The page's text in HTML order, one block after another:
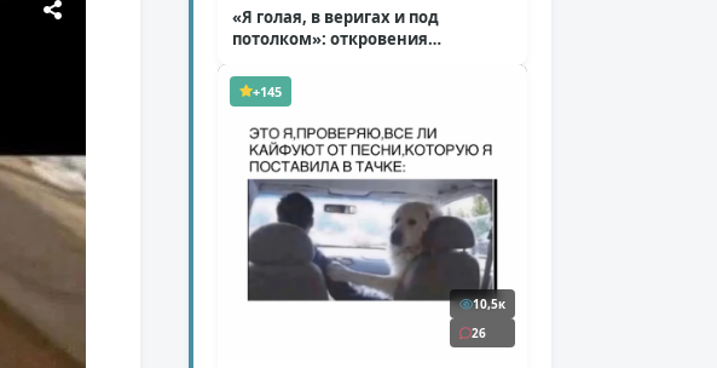
«Я голая, в веригах и под
потолком»: откровения
( 11 фото )
+145
10,5к
26